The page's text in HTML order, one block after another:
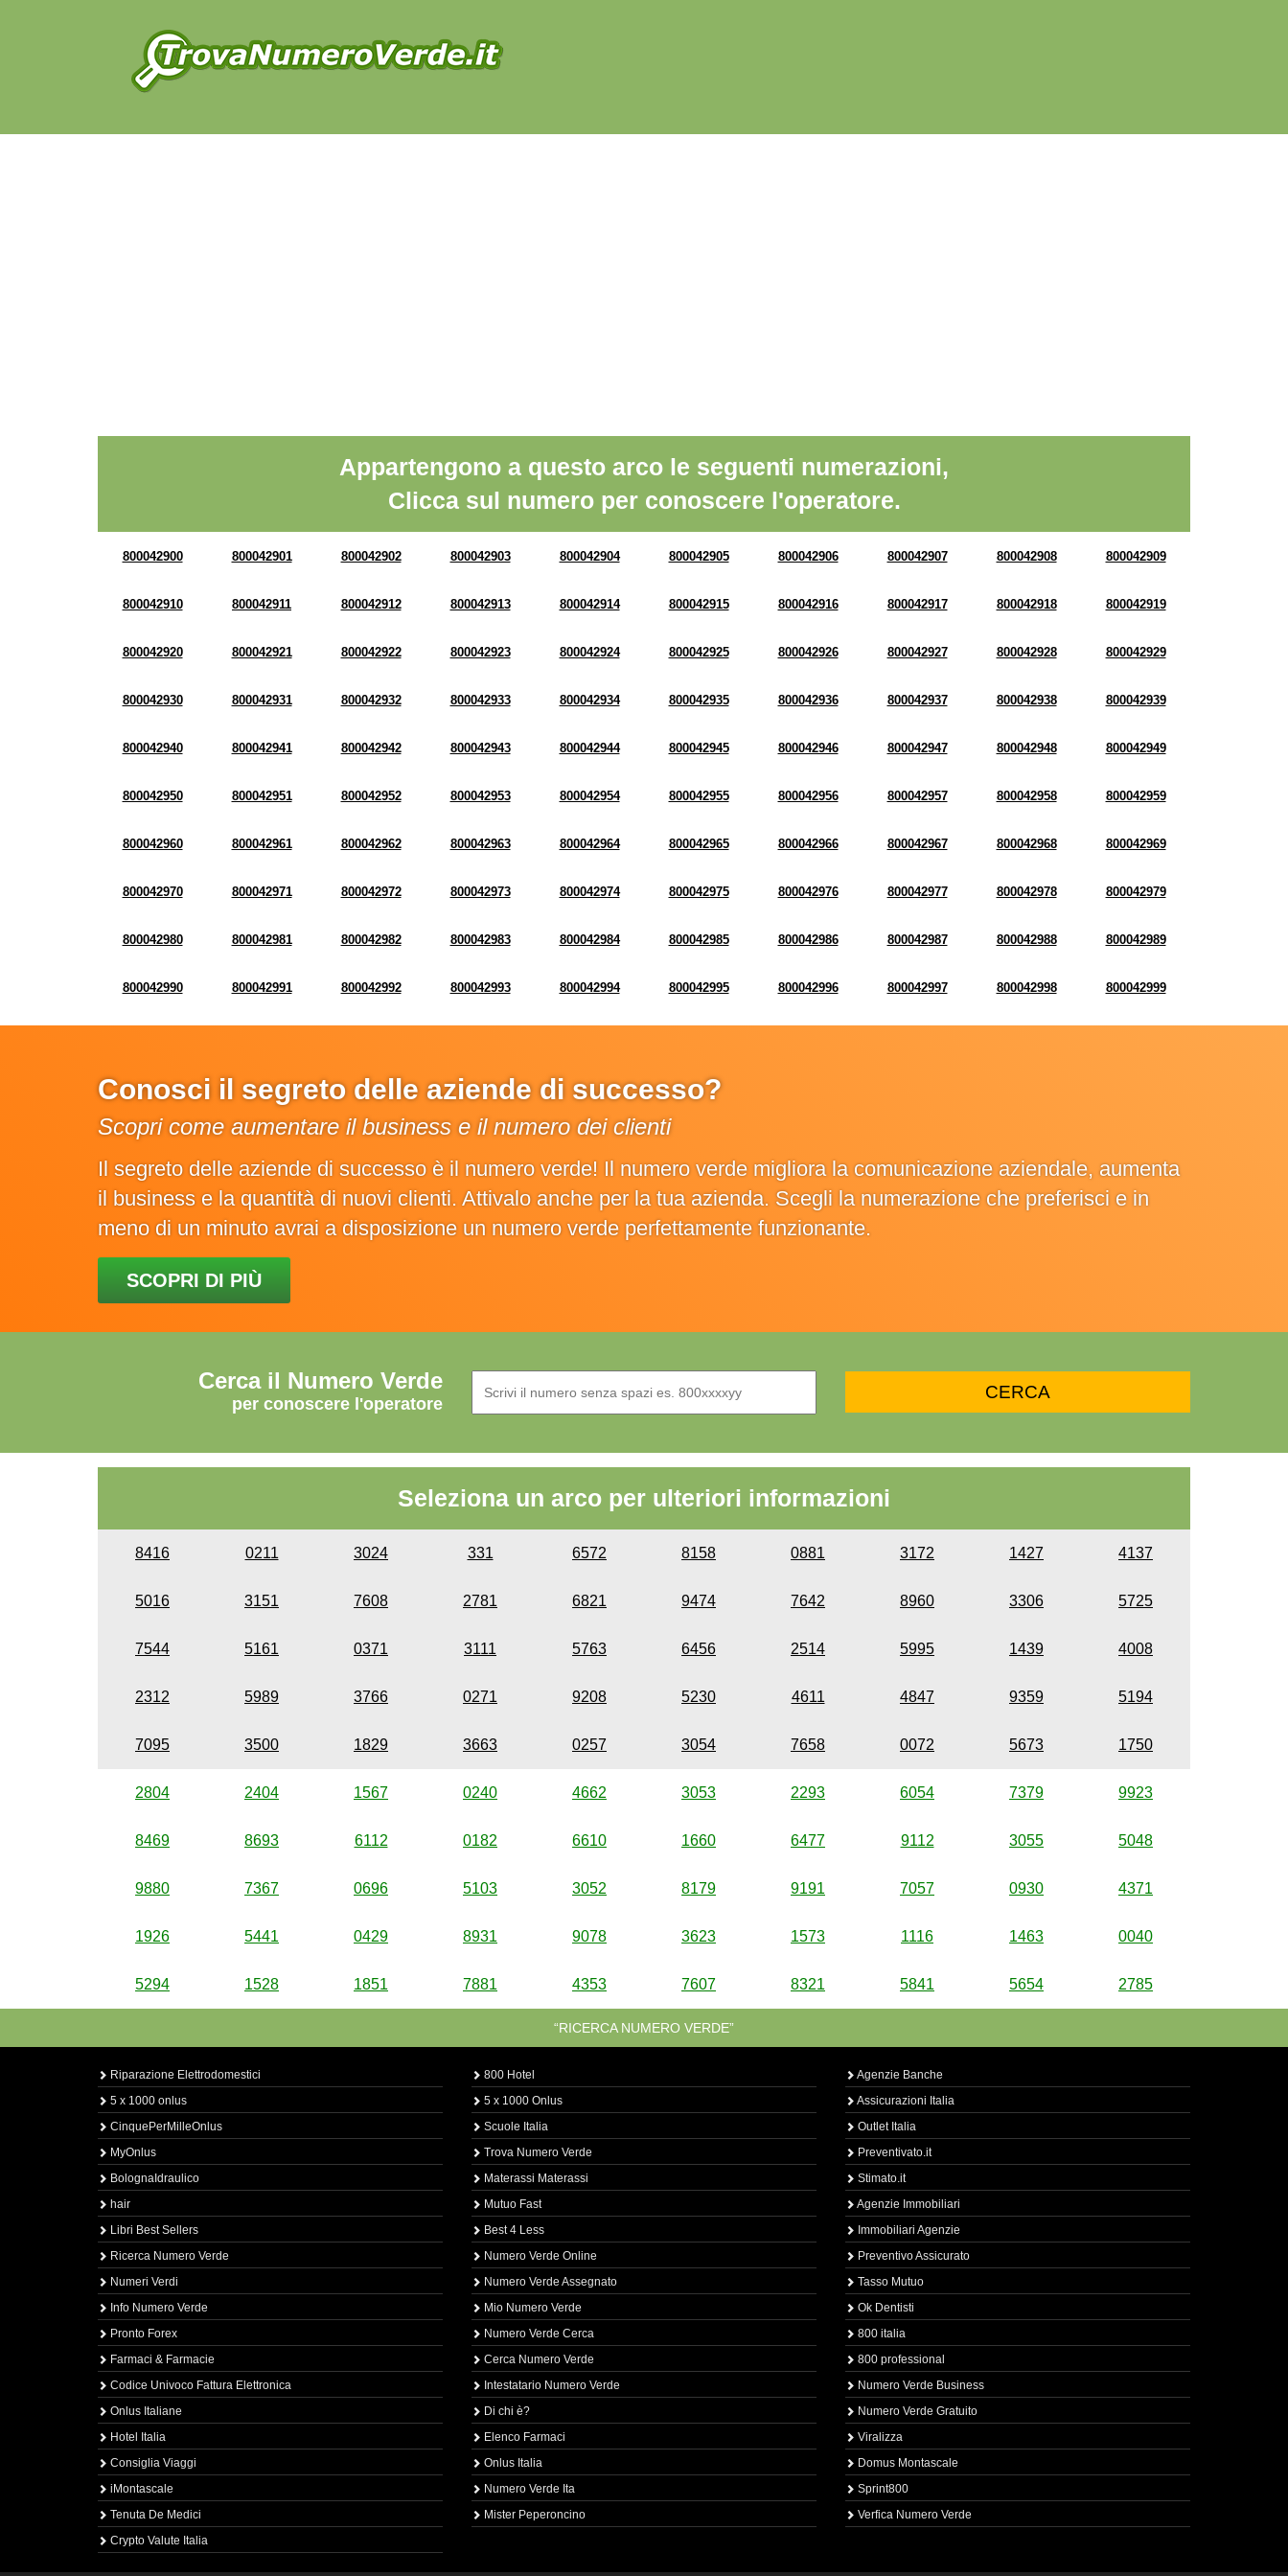
Appartengono a questo arco le seguenti numerazioni,
Clicca sul numero per conoscere l'operatore.
800042900 800042901 800042902 800042903 800042904 800042905 800042906 800042907 800042908 800042909
800042910 800042911 800042912 800042913 800042914 800042915 800042916 800042917 800042918 800042919
800042920 800042921 800042922 800042923 800042924 800042925 800042926 800042927 800042928 800042929
800042930 800042931 800042932 800042933 800042934 800042935 800042936 800042937 800042938 800042939
800042940 800042941 800042942 800042943 800042944 800042945 800042946 800042947 800042948 800042949
800042950 800042951 800042952 800042953 800042954 800042955 800042956 800042957 800042958 800042959
800042960 800042961 800042962 800042963 800042964 800042965 800042966 800042967 800042968 800042969
800042970 800042971 800042972 800042973 800042974 800042975 800042976 800042977 800042978 800042979
800042980 800042981 800042982 800042983 800042984 800042985 800042986 800042987 800042988 800042989
800042990 800042991 800042992 800042993 800042994 800042995 800042996 800042997 800042998 800042999
Conosci il segreto delle aziende di successo?
Scopri come aumentare il business e il numero dei clienti
Il segreto delle aziende di successo è il numero verde! Il numero verde migliora la comunicazione aziendale, aumenta
il business e la quantità di nuovi clienti. Attivalo anche per la tua azienda. Scegli la numerazione che preferisci e in
meno di un minuto avrai a disposizione un numero verde perfettamente funzionante.
SCOPRI DI PIÙ
Cerca il Numero Verde
per conoscere l'operatore
Seleziona un arco per ulteriori informazioni
8416 0211 3024 331 6572 8158 0881 3172 1427 4137
5016 3151 7608 2781 6821 9474 7642 8960 3306 5725
7544 5161 0371 3111 5763 6456 2514 5995 1439 4008
2312 5989 3766 0271 9208 5230 4611 4847 9359 5194
7095 3500 1829 3663 0257 3054 7658 0072 5673 1750
2804 2404 1567 0240 4662 3053 2293 6054 7379 9923
8469 8693 6112 0182 6610 1660 6477 9112 3055 5048
9880 7367 0696 5103 3052 8179 9191 7057 0930 4371
1926 5441 0429 8931 9078 3623 1573 1116 1463 0040
5294 1528 1851 7881 4353 7607 8321 5841 5654 2785
“RICERCA NUMERO VERDE”
Riparazione Elettrodomestici
5 x 1000 onlus
CinquePerMilleOnlus
MyOnlus
BolognaIdraulico
hair
Libri Best Sellers
Ricerca Numero Verde
Numeri Verdi
Info Numero Verde
Pronto Forex
Farmaci & Farmacie
Codice Univoco Fattura Elettronica
Onlus Italiane
Hotel Italia
Consiglia Viaggi
iMontascale
Tenuta De Medici
Crypto Valute Italia
800 Hotel
5 x 1000 Onlus
Scuole Italia
Trova Numero Verde
Materassi Materassi
Mutuo Fast
Best 4 Less
Numero Verde Online
Numero Verde Assegnato
Mio Numero Verde
Numero Verde Cerca
Cerca Numero Verde
Intestatario Numero Verde
Di chi è?
Elenco Farmaci
Onlus Italia
Numero Verde Ita
Mister Peperoncino
Agenzie Banche
Assicurazioni Italia
Outlet Italia
Preventivato.it
Stimato.it
Agenzie Immobiliari
Immobiliari Agenzie
Preventivo Assicurato
Tasso Mutuo
Ok Dentisti
800 italia
800 professional
Numero Verde Business
Numero Verde Gratuito
Viralizza
Domus Montascale
Sprint800
Verfica Numero Verde